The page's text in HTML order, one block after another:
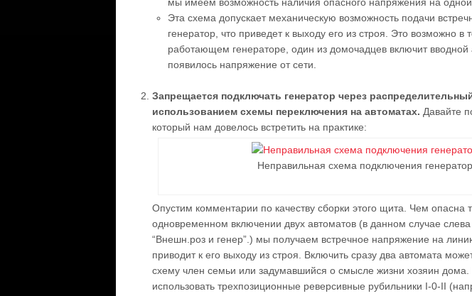
Эта схема допускает механическую возможность подачи
генератор, что приведет к выходу его из строя. Это возможно в
работающем генераторе, один из домочадцев включит вводной
появилось напряжение от сети.
Запрещается подключать генератор через
использованием схемы переключения на автоматах. Давайте
который нам довелось встретить на практике:
Неправильная схема подключения
Опустим комментарии по качеству сборки этого щита. Чем опасна
одновременном включении двух автоматов (в данном случае слева
“Внешн.роз и генер”.) мы получаем встречное напряжение на
приводит к его выходу из строя. Включить сразу два автомата
схему член семьи или задумавшийся о смысле жизни хозяин
использовать трехпозиционные реверсивные рубильники I-0-II